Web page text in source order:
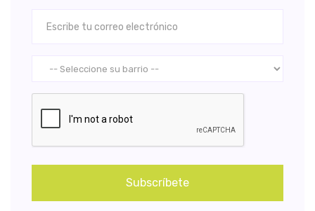
Subscríbete